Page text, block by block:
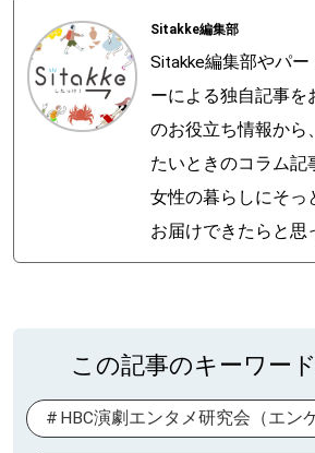
Sitakke編集部
Sitakke編集部やパ
ーによる独自記事を
のお役立ち情報から
たいときのコラム記
女性の暮らしにそっ
お届けできたらと思
この記事のキーワー
HBC演劇エンタメ研究会（エン